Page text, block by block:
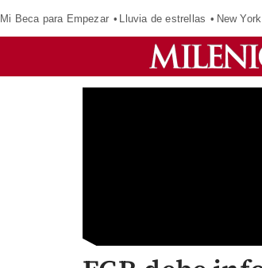
Mi Beca para Empezar Lluvia de estrellas New